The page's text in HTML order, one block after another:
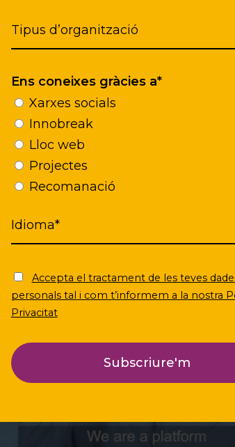
Ens coneixes gràcies a*
Xarxes socials
Innobreak
Lloc web
Projectes
Recomanació
Accepta el tractament de les teves
personals tal i com t’informem a la nostra
Privacitat
a mejorar el estado emocional y
e implicación en las
manera de trabajar que enriquece
cuidadoras y las personas
Click to accept marketing cookies